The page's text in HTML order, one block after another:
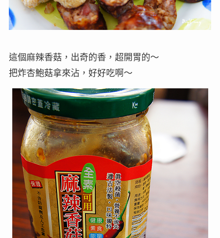
這個麻辣香菇，出奇的香，超開胃的～
把炸杏鮑菇拿來沾，好好吃啊～